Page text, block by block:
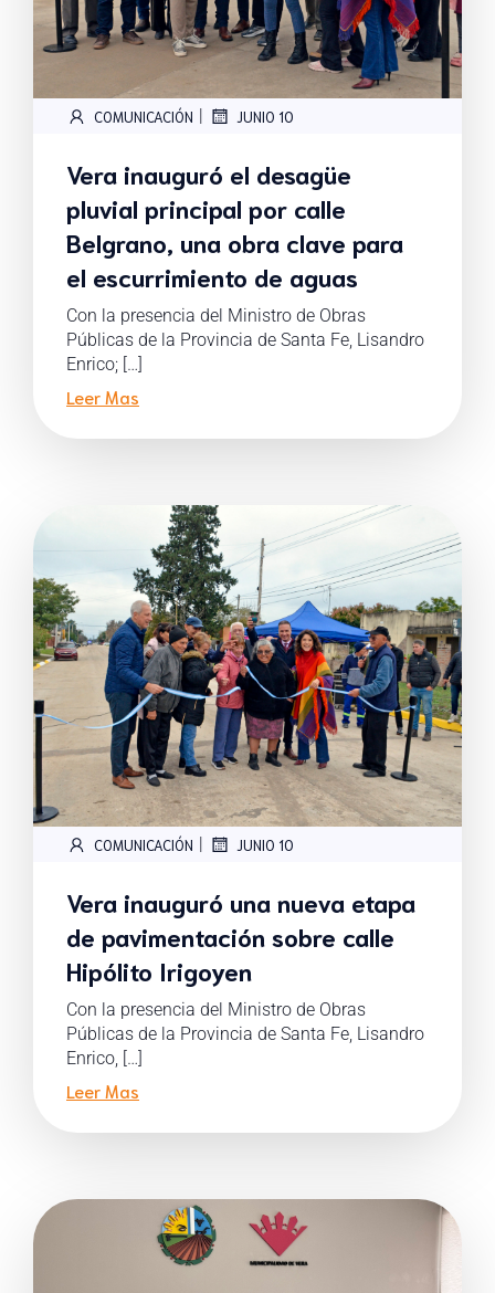
COMUNICACIÓN | JUNIO 10
Vera inauguró el desagüe
pluvial principal por calle
Belgrano, una obra clave para
el escurrimiento de aguas
Con la presencia del Ministro de Obras
Públicas de la Provincia de Santa Fe, Lisandro
Enrico; […]
Leer Mas
COMUNICACIÓN | JUNIO 10
Vera inauguró una nueva etapa
de pavimentación sobre calle
Hipólito Irigoyen
Con la presencia del Ministro de Obras
Públicas de la Provincia de Santa Fe, Lisandro
Enrico, […]
Leer Mas